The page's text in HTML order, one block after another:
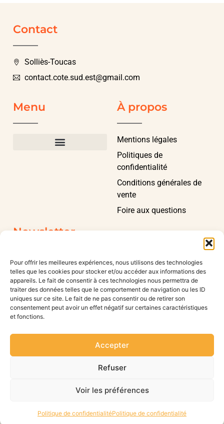
Pour offrir les meilleures expériences, nous utilisons des technologies
telles que les cookies pour stocker et/ou accéder aux informations des
appareils. Le fait de consentir à ces technologies nous permettra de
traiter des données telles que le comportement de navigation ou les ID
uniques sur ce site. Le fait de ne pas consentir ou de retirer son
consentement peut avoir un effet négatif sur certaines caractéristiques
et fonctions.
Accepter
Refuser
Voir les préférences
Politique de confidentialitéPolitique de confidentialité
Contact
Solliès-Toucas
contact.cote.sud.est@gmail.com
Menu À propos
Mentions légales
Politiques de
confidentialité
Conditions générales de
vente
Foire aux questions
Newsletter
Inscription
Copyright © 2023 CÔTE SUD EST, All rights reserved.
Création site internet par l'agence Web Jsemproduction